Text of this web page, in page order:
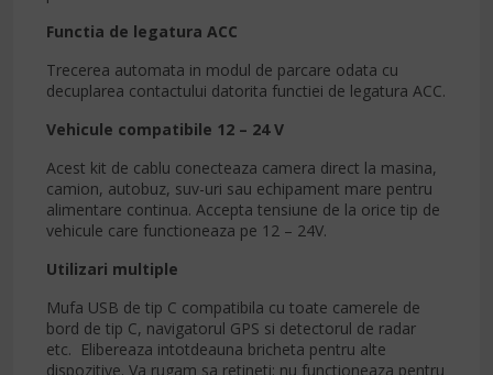
Functia de legatura ACC
Trecerea automata in modul de parcare odata cu
decuplarea contactului datorita functiei de legatura ACC.
Vehicule compatibile 12 – 24 V
Acest kit de cablu conecteaza camera direct la masina,
camion, autobuz, suv-uri sau echipament mare pentru
alimentare continua. Accepta tensiune de la orice tip de
vehicule care functioneaza pe 12 – 24V.
Utilizari multiple
Mufa USB de tip C compatibila cu toate camerele de
bord de tip C, navigatorul GPS si detectorul de radar
etc. Elibereaza intotdeauna bricheta pentru alte
dispozitive. Va rugam sa retineti: nu functioneaza pentru